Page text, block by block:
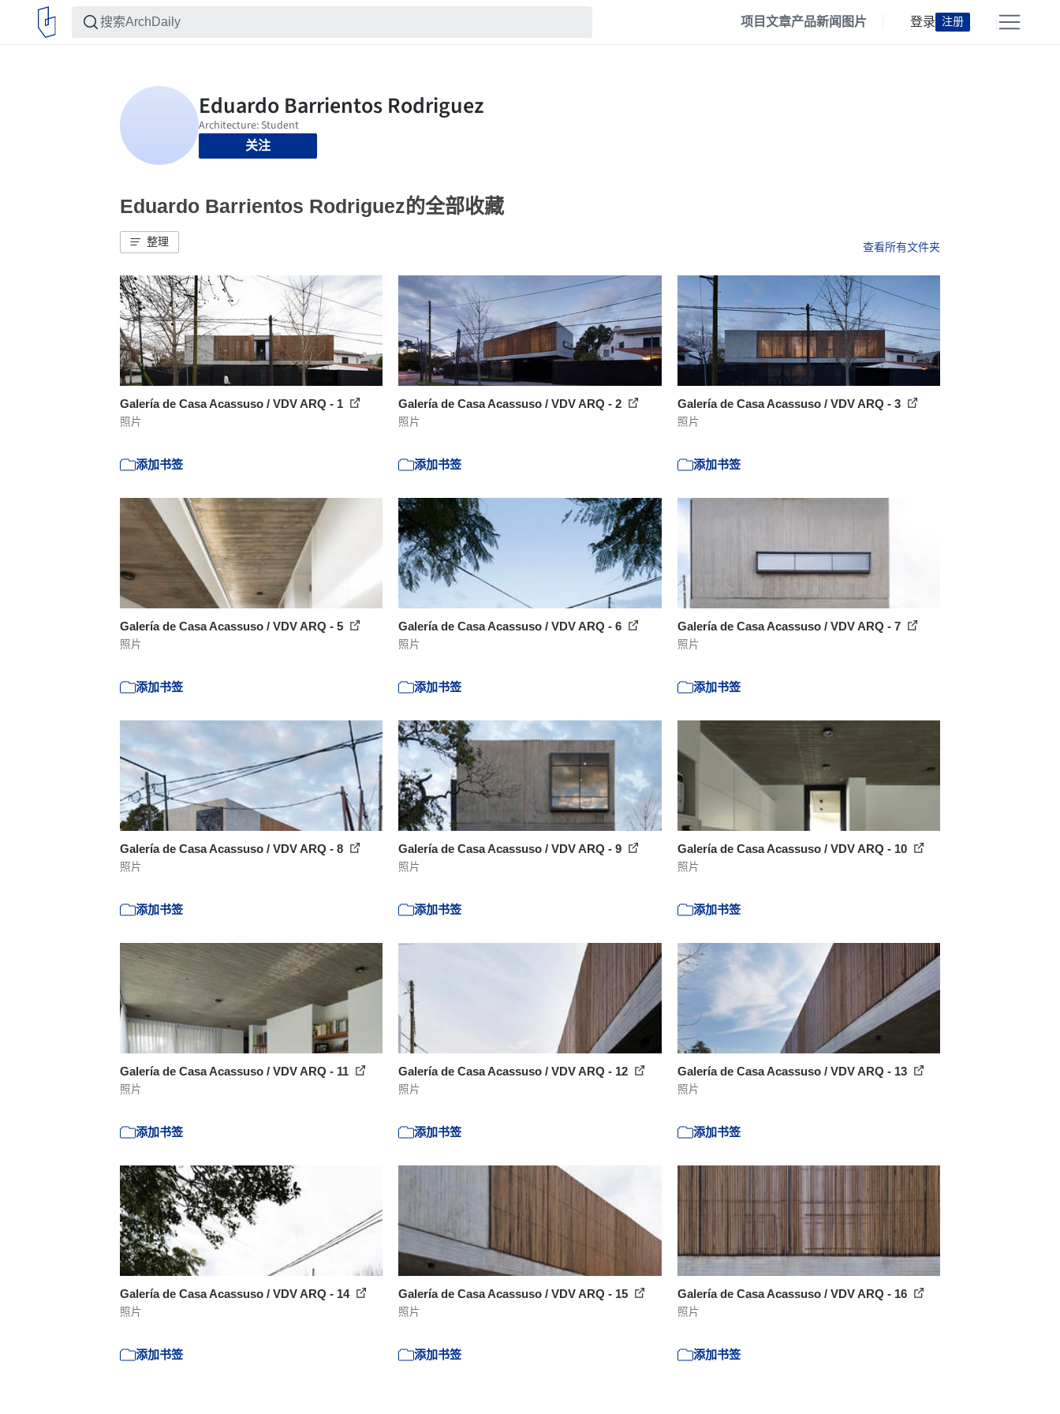
项目文章产品新闻 图片 登录 注册
关注
Eduardo Barrientos Rodriguez的全部收藏
整理 查看所有文件夹
Galería de Casa Acassuso / VDV ARQ - 1
照片
添加书签
Galería de Casa Acassuso / VDV ARQ - 2
照片
添加书签
Galería de Casa Acassuso / VDV ARQ - 3
照片
添加书签
Galería de Casa Acassuso / VDV ARQ - 5
照片
添加书签
Galería de Casa Acassuso / VDV ARQ - 6
照片
添加书签
Galería de Casa Acassuso / VDV ARQ - 7
照片
添加书签
Galería de Casa Acassuso / VDV ARQ - 8
照片
添加书签
Galería de Casa Acassuso / VDV ARQ - 9
照片
添加书签
Galería de Casa Acassuso / VDV ARQ - 10
照片
添加书签
Galería de Casa Acassuso / VDV ARQ - 11
照片
添加书签
Galería de Casa Acassuso / VDV ARQ - 12
照片
添加书签
Galería de Casa Acassuso / VDV ARQ - 13
照片
添加书签
Galería de Casa Acassuso / VDV ARQ - 14
照片
添加书签
Galería de Casa Acassuso / VDV ARQ - 15
照片
添加书签
Galería de Casa Acassuso / VDV ARQ - 16
照片
添加书签